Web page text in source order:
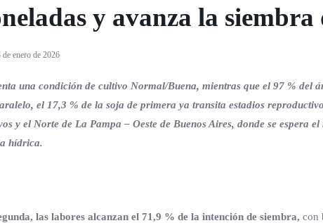
y avanza la siembra
de enero de 2026
una condición de cultivo Normal/Buena, mientras que el 97 % del
el 17,3 % de la soja de primera ya transita estadios
y el Norte de La Pampa – Oeste de Buenos Aires, donde se espera
hídrica.
las labores alcanzan el 71,9 % de la intención de siembra, con